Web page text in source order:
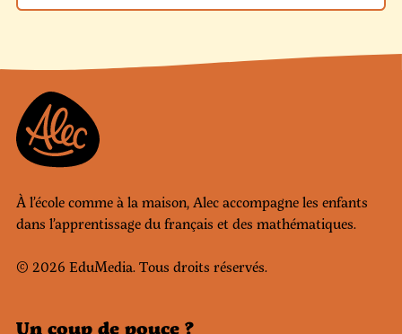
À l’école comme à la maison, Alec accompagne les enfants
dans l’apprentissage du français et des mathématiques.
© 2026 EduMedia. Tous droits réservés.
Un coup de pouce ?